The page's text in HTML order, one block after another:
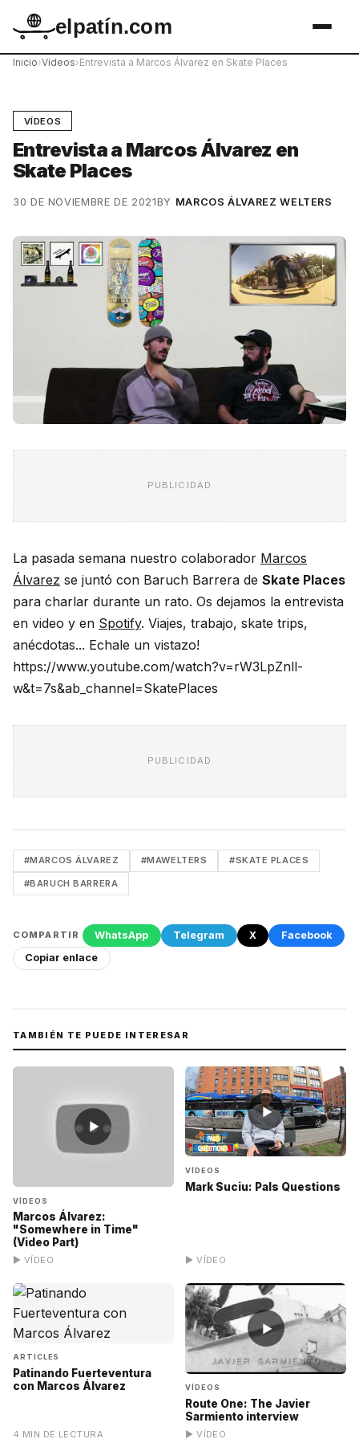
elpatín.com
Inicio›Vídeos›Entrevista a Marcos Álvarez en Skate Places
VÍDEOS
Entrevista a Marcos Álvarez en
Skate Places
30 DE NOVIEMBRE DE 2021BY MARCOS ÁLVAREZ WELTERS
PUBLICIDAD
La pasada semana nuestro colaborador Marcos
Álvarez se juntó con Baruch Barrera de Skate Places
para charlar durante un rato. Os dejamos la entrevista
en video y en Spotify. Viajes, trabajo, skate trips,
anécdotas... Echale un vistazo!
https://www.youtube.com/watch?v=rW3LpZnll-
w&t=7s&ab_channel=SkatePlaces
PUBLICIDAD
#MARCOS ÁLVAREZ #MAWELTERS #SKATE PLACES
#BARUCH BARRERA
COMPARTIR WhatsApp Telegram X
Facebook
Copiar enlace
TAMBIÉN TE PUEDE INTERESAR
▶
VÍDEOS
Marcos Álvarez:
"Somewhere in Time"
(Video Part)
▶ VÍDEO
▶
VÍDEOS
Mark Suciu: Pals Questions
▶ VÍDEO
ARTICLES
Patinando Fuerteventura
con Marcos Álvarez
4 MIN DE LECTURA
▶
VÍDEOS
Route One: The Javier
Sarmiento interview
▶ VÍDEO